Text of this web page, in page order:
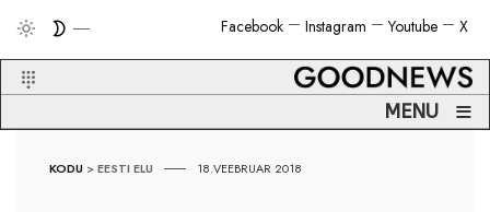
X
Youtube
Instagram
Facebook
MENU ≡
KODU >EESTI ELU 18.VEEBRUAR 2018